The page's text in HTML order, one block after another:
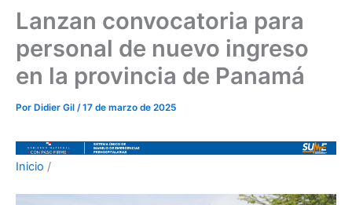
Lanzan convocatoria para
personal de nuevo ingreso
en la provincia de Panamá
Por Didier Gil /17 de marzo de 2025
Inicio /